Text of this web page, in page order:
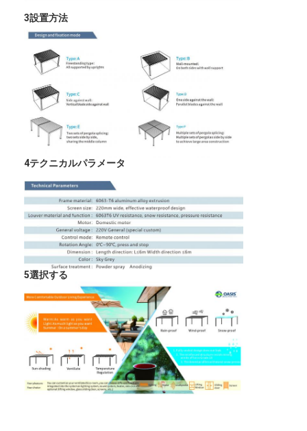
3設置方法
4テクニカルパラメータ
5選択する